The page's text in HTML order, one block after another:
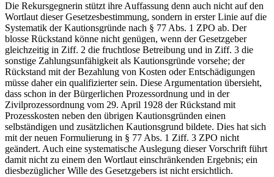
Die Rekursgegnerin stützt ihre Auffassung denn auch nicht auf den
Wortlaut dieser Gesetzesbestimmung, sondern in erster Linie auf die
Systematik der Kautionsgründe nach § 77 Abs. 1 ZPO ab. Der
blosse Rückstand könne nicht genügen, wenn der Gesetzgeber
gleichzeitig in Ziff. 2 die fruchtlose Betreibung und in Ziff. 3 die
sonstige Zahlungsunfähigkeit als Kautionsgründe vorsehe; der
Rückstand mit der Bezahlung von Kosten oder Entschädigungen
müsse daher ein qualifizierter sein. Diese Argumentation übersieht,
dass schon in der Bürgerlichen Prozessordnung und in der
Zivilprozessordnung vom 29. April 1928 der Rückstand mit
Prozesskosten neben den übrigen Kautionsgründen einen
selbständigen und zusätzlichen Kautionsgrund bildete. Dies hat sich
mit der neuen Formulierung in § 77 Abs. 1 Ziff. 3 ZPO nicht
geändert. Auch eine systematische Auslegung dieser Vorschrift führt
damit nicht zu einem den Wortlaut einschränkenden Ergebnis; ein
diesbezüglicher Wille des Gesetzgebers ist nicht ersichtlich.